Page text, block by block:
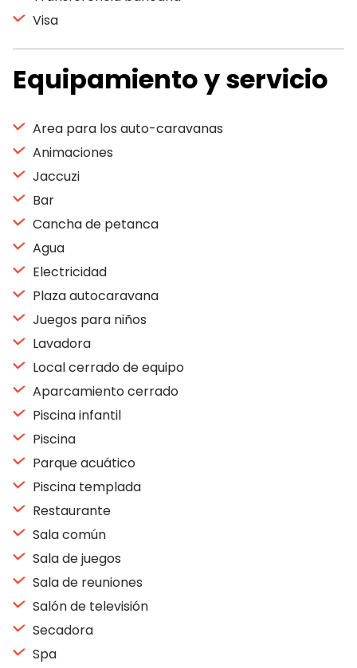
Visa
Equipamiento y servicio
Area para los auto-caravanas
Animaciones
Jaccuzi
Bar
Cancha de petanca
Agua
Electricidad
Plaza autocaravana
Juegos para niños
Lavadora
Local cerrado de equipo
Aparcamiento cerrado
Piscina infantil
Piscina
Parque acuático
Piscina templada
Restaurante
Sala común
Sala de juegos
Sala de reuniones
Salón de televisión
Secadora
Spa